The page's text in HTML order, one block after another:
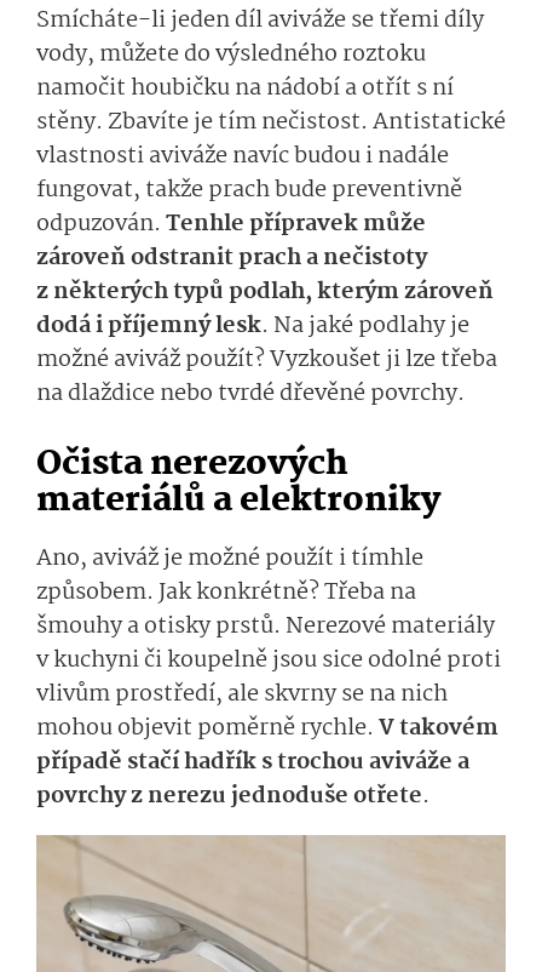
Smícháte-li jeden díl aviváže se třemi díly
vody, můžete do výsledného roztoku
namočit houbičku na nádobí a otřít s ní
stěny. Zbavíte je tím nečistost. Antistatické
vlastnosti aviváže navíc budou i nadále
fungovat, takže prach bude preventivně
odpuzován. Tenhle přípravek může
zároveň odstranit prach a nečistoty
z některých typů podlah, kterým zároveň
dodá i příjemný lesk. Na jaké podlahy je
možné aviváž použít? Vyzkoušet ji lze třeba
na dlaždice nebo tvrdé dřevěné povrchy.
Očista nerezových
materiálů a elektroniky
Ano, aviváž je možné použít i tímhle
způsobem. Jak konkrétně? Třeba na
šmouhy a otisky prstů. Nerezové materiály
v kuchyni či koupelně jsou sice odolné proti
vlivům prostředí, ale skvrny se na nich
mohou objevit poměrně rychle. V takovém
případě stačí hadřík s trochou aviváže a
povrchy z nerezu jednoduše otřete.